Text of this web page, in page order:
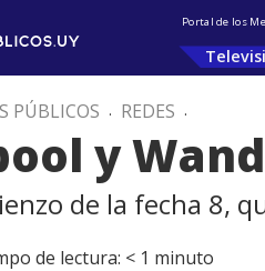
Portal de los
PÚBLICOS . REDES .
y
de la fecha 8,
de lectura: < 1 minuto